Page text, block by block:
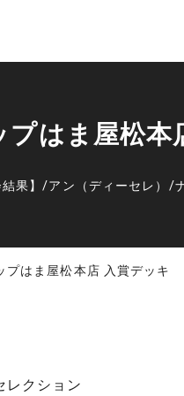
はま屋松本
結果】/アン（ディーセレ） /
はま屋松本店 入賞デッキ
レクション